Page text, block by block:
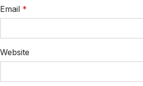
Email *
Website